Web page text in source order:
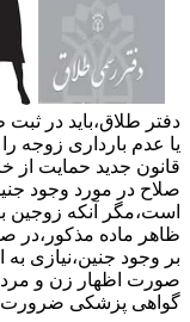
دفتر طلاق،باید در
قانون جدید حمایت از
صلاح در مورد وجود
است،مگر آنکه زوجین
ظاهر ماده مذکور،در
بر وجود جنین،نیازی به
صورت اظهار زن و مرد
گواهی پزشکی ضرورت